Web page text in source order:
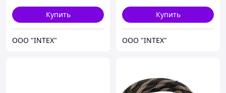
S60
Купить
OOO "INTEX"
переходник LZ.20400.311)
Купить
OOO "INTEX"